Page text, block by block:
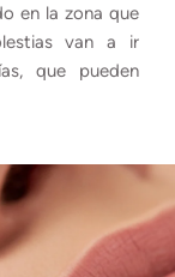
en la zona que
van a ir
que pueden